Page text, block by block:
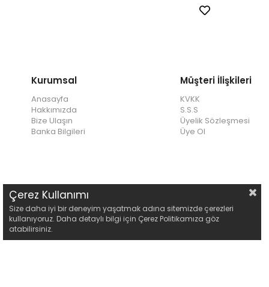
Kurumsal
Anasayfa
Hakkımızda
Bize Ulaşın
Banka Bilgileri
Müşteri İlişkileri
KVKK
S.S.S
Üyelik Sözleşmesi
Üye Ol
Çerez Kullanımı
Size daha iyi bir deneyim yaşatmak adına sitemizde çerezleri
kullanıyoruz. Daha detaylı bilgi için Çerez Politikamıza göz
atabilirsiniz.